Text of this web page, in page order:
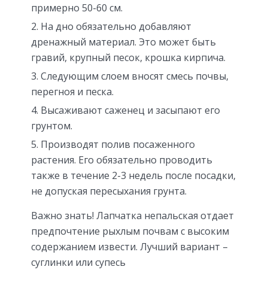
примерно 50-60 см.
На дно обязательно добавляют
дренажный материал. Это может быть
гравий, крупный песок, крошка кирпича.
Следующим слоем вносят смесь почвы,
перегноя и песка.
Высаживают саженец и засыпают его
грунтом.
Производят полив посаженного
растения. Его обязательно проводить
также в течение 2-3 недель после посадки,
не допуская пересыхания грунта.
Важно знать! Лапчатка непальская отдает
предпочтение рыхлым почвам с высоким
содержанием извести. Лучший вариант –
суглинки или супесь